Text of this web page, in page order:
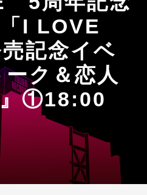
I LOVE
記念イベ
ク＆恋人
』①18:00